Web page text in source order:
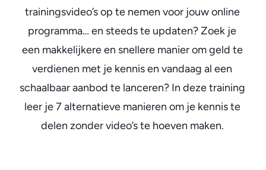
trainingsvideo’s op te nemen voor jouw online
programma… en steeds te updaten? Zoek je
een makkelijkere en snellere manier om geld te
verdienen met je kennis en vandaag al een
schaalbaar aanbod te lanceren? In deze training
leer je 7 alternatieve manieren om je kennis te
delen zonder video’s te hoeven maken.